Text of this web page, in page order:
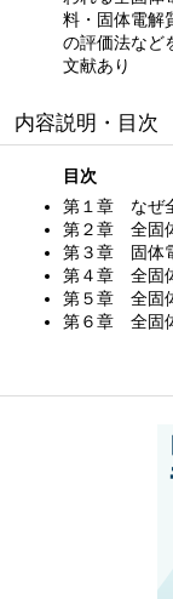
料・固体電解
の評価法など
文献あり
内容説明・目次
目次
第１章 なぜ
第２章 全固
第３章 固体
第４章 全固
第５章 全固
第６章 全固